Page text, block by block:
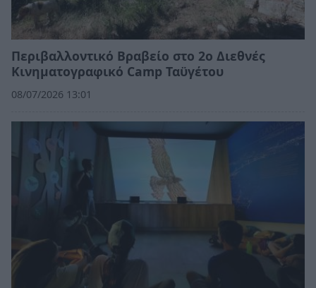
Περιβαλλοντικό Βραβείο στο 2ο Διεθνές
Κινηματογραφικό Camp Ταϋγέτου
08/07/2026 13:01